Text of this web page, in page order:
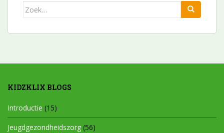
Zoek
KIDZKLIX BLOGS
Introductie (15)
Jeugdgezondheidszorg (56)